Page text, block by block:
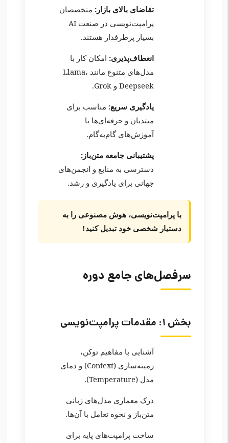
تقاضای بالای بازار: متخصصان
پرامپت‌نویسی در صنعت AI
بسیار پرطرفدار هستند.
انعطاف‌پذیری: امکان کار با
مدل‌های متنوع مانند Llama،
Deepseek و Grok.
یادگیری سریع: مناسب برای
مبتدیان و حرفه‌ای‌ها با
آموزش‌های گام‌به‌گام.
پشتیبانی جامعه متن‌باز:
دسترسی به منابع و انجمن‌های
جهانی برای یادگیری و رشد.
با پرامپت‌نویسی، هوش مصنوعی را به
دستیار شخصی خود تبدیل کنید!
سرفصل‌های جامع دوره
بخش ۱: مقدمات پرامپت‌نویسی
آشنایی با مفاهیم توکن،
زمینه‌سازی (Context) و دمای
مدل (Temperature).
درک معماری مدل‌های زبانی
متن‌باز و نحوه تعامل با آن‌ها.
ساخت پرامپت‌های پایه برای